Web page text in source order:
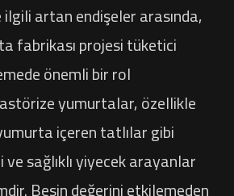
ilgili artan endişeler arasında,
fabrikası projesi tüketici
önemli bir rol
yumurtalar, özellikle
içeren tatlılar gibi
sağlıklı yiyecek arayanlar